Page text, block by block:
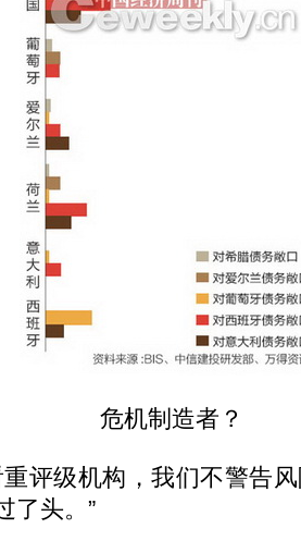
危机制造者？
级机构，我们不警告风
了头。”